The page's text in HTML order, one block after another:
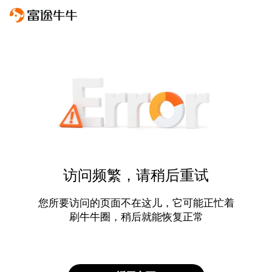
访问频繁，请稍后重试
您所要访问的页面不在这儿，它可能正忙着
刷牛牛圈，稍后就能恢复正常